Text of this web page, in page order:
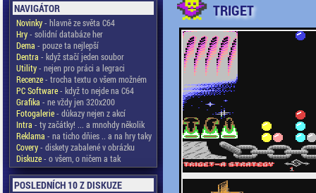
NAVIGÁTOR
Novinky- hlavně ze světa C64
Hry- solidní databáze her
Dema - pouze ta nejlepší
Dentra - když stačí jeden soubor
Utility- nejen pro práci a legraci
Recenze- trocha textu o všem možném
PC Software- když to nejde na C64
Grafika - ne vždy jen 320x200
Fotogalerie- důkazy nejen z akcí
Intra - ty začátky! ... a mnohdy několik
Reklama - na ticho dňies .. a na hry taky
Covery- diskety zabalené v obrázku
Diskuze- o všem, o ničem a tak
POSLEDNÍCH 10 Z DISKUZE
TRIGET